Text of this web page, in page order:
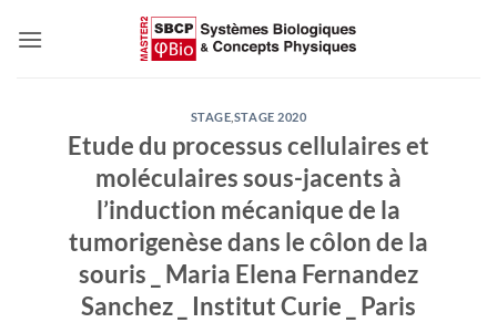
STAGE STAGE 2020
Etude du processus cellulaires et
moléculaires sous-jacents à
l’induction mécanique de la
tumorigenèse dans le côlon de la
souris _ Maria Elena Fernandez
Sanchez _ Institut Curie _ Paris